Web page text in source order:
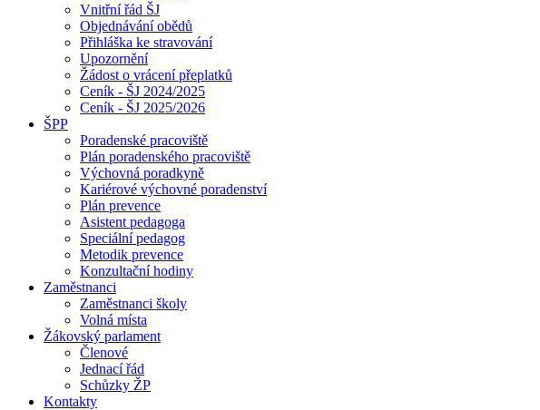
Vnitřní řád ŠJ
Objednávání obědů
Přihláška ke stravování
Upozornění
Žádost o vrácení přeplatků
Ceník - ŠJ 2024/2025
Ceník - ŠJ 2025/2026
ŠPP
Poradenské pracoviště
Plán poradenského pracoviště
Výchovná poradkyně
Kariérové výchovné poradenství
Plán prevence
Asistent pedagoga
Speciální pedagog
Metodik prevence
Konzultační hodiny
Zaměstnanci
Zaměstnanci školy
Volná místa
Žákovský parlament
Členové
Jednací řád
Schůzky ŽP
Kontakty